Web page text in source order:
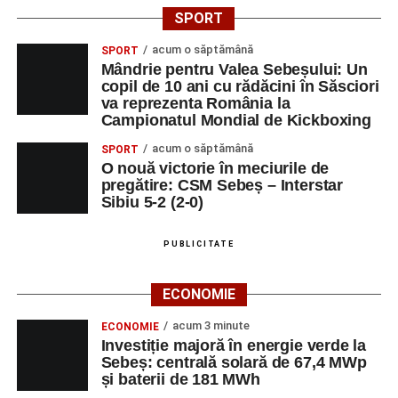
SPORT
SPORT acum o săptămână
Mândrie pentru Valea Sebeșului: Un
copil de 10 ani cu rădăcini în Săsciori
va reprezenta România la
Campionatul Mondial de Kickboxing
SPORT acum o săptămână
O nouă victorie în meciurile de
pregătire: CSM Sebeș – Interstar
Sibiu 5-2 (2-0)
PUBLICITATE
ECONOMIE
ECONOMIE acum 3 minute
Investiție majoră în energie verde la
Sebeș: centrală solară de 67,4 MWp
și baterii de 181 MWh